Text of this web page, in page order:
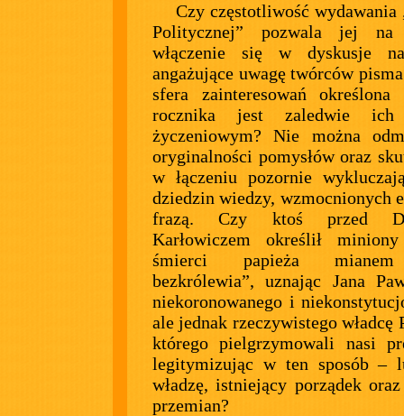
Czy częstotliwość wydawania
Politycznej” pozwala jej na
włączenie się w dyskusje
angażujące uwagę twórców
sfera zainteresowań
rocznika jest zaledwie ich
życzeniowym? Nie można
oryginalności pomysłów oraz
w łączeniu pozornie
dziedzin wiedzy, wzmocnionych
frazą. Czy ktoś przed
Karłowiczem określił
śmierci papieża
bezkrólewia”, uznając Jana
niekoronowanego i
ale jednak rzeczywistego władcę
którego pielgrzymowali nasi
legitymizując w ten sposób –
władzę, istniejący porządek
przemian?